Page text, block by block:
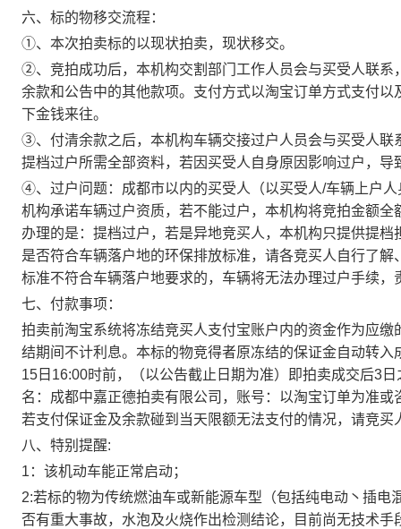
六、标的物移交流程：
①、本次拍卖标的以现状拍卖，现状移交。
②、竞拍成功后，本机构交割部门工作人员会与买受人联
余款和公告中的其他款项。支付方式以淘宝订单方式支付以
下金钱来往。
③、 付清余款之后，本机构车辆交接过户人员会与买受人
提档过户所需全部资料，若因买受人自身原因影响过户，导
④、过户问题：成都市以内的买受人（以买受人/车辆上户
机构承诺车辆过户资质，若不能过户，本机构将竞拍金额全
办理的是：提档过户，若是异地竞买人，本机构只提供提
是否符合车辆落户地的环保排放标准， 请各竞买人自行了解
标准不符合车辆落户地要求的，车辆将无法办理过户手续
七、付款事项：
拍卖前淘宝系统将冻结竞买人支付宝账户内的资金作为应
结期间不计利息。本标的物竞得者原冻结的保证金自动转
15日16:00时前，（以公告截止日期为准）即拍卖成交后3
名：成都中嘉正德拍卖有限公司，账号：以淘宝订单为准或
若支付保证金及余款碰到当天限额无法支付的情况，请竞
八、特别提醒:
1 ：该机动车能正常启动；
2:若标的物为传统燃油车或新能源车型（包括纯电动丶插
否有重大事故，水泡及火烧作出检测结论，目前尚无技术